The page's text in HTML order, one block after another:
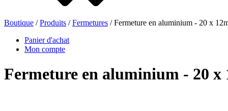
Bouteilles de bière
Boutique /Produits /Fermetures / Fermeture en aluminium - 20 x
Panier d'achat
Mon compte
Fermeture en aluminium - 20 x